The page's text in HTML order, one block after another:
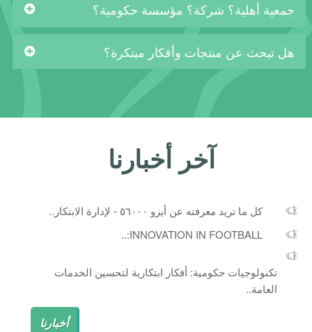
جمعية أهلية؟ شركة؟ مؤسسة حكومية؟
هل تبحث عن منتجات وأفكار مبتكرة؟
آخر أخبارنا
كل ما تريد معرفته عن أيزو ٥٦٠٠٠ - لإدارة الابتكار..
INNOVATION IN FOOTBALL:..
تكنولوجيات حكومية: أفكار ابتكارية لتحسين الخدمات
العامة..
أخبارنا